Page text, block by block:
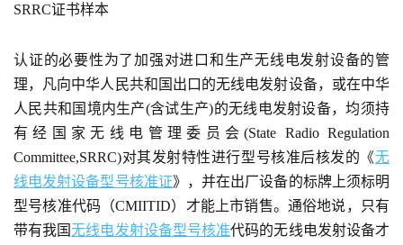
SRRC证书样本
认证的必要性为了加强对进口和生产无线电发射设备的管
理，凡向中华人民共和国出口的无线电发射设备，或在中华
人民共和国境内生产(含试生产)的无线电发射设备，均须持
有经国家无线电管理委员会(State Radio Regulation
Committee,SRRC)对其发射特性进行型号核准后核发的《无
线电发射设备型号核准证》，并在出厂设备的标牌上须标明
型号核准代码（CMIITID）才能上市销售。通俗地说，只有
带有我国无线电发射设备型号核准代码的无线电发射设备才